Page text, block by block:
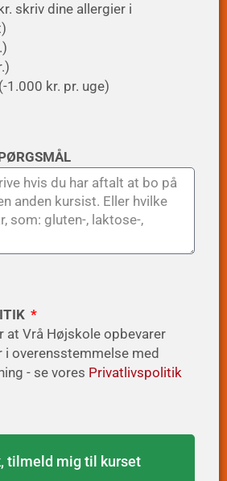
skriv dine allergier i
1.000 kr. pr. uge)
at Vrå Højskole opbevarer
i overensstemmelse med
- se vores Privatlivspolitik
tilmeld mig til kurset